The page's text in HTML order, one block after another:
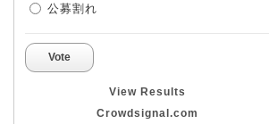
公募割れ
Vote
View Results
Crowdsignal.com